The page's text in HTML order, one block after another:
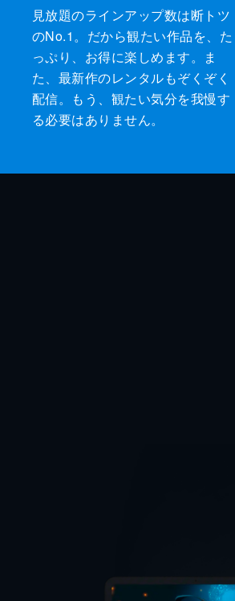
見放題のラインアップ数は断トツ
のNo.1。だから観たい作品を、た
っぷり、お得に楽しめます。ま
た、最新作のレンタルもぞくぞく
配信。もう、観たい気分を我慢す
る必要はありません。